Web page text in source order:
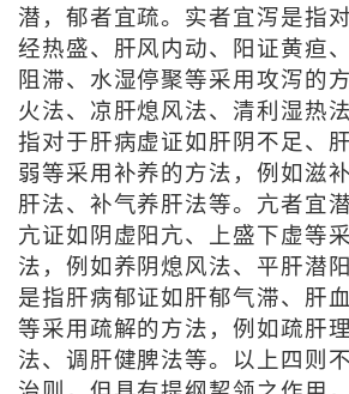
潜，郁者宜疏。实者宜泻是指
经热盛、肝风内动、阳证黄疸
阻滞、水湿停聚等采用攻泻的
火法、凉肝熄风法、清利湿热
指对于肝病虚证如肝阴不足、
弱等采用补养的方法，例如滋
肝法、补气养肝法等。亢者宜
亢证如阴虚阳亢、上盛下虚等
法，例如养阴熄风法、平肝潜
是指肝病郁证如肝郁气滞、肝
等采用疏解的方法，例如疏肝
法、调肝健脾法等。以上四则